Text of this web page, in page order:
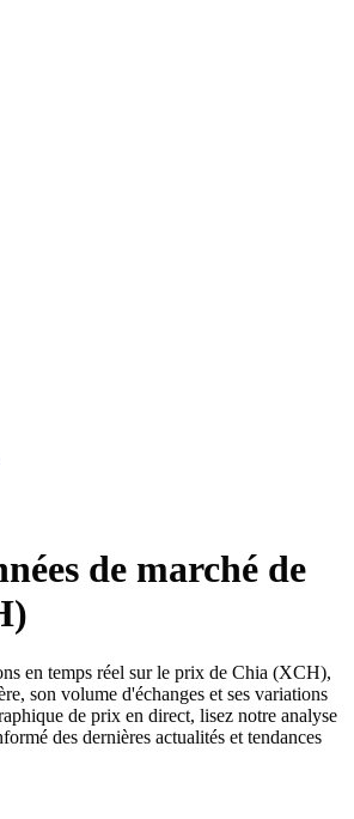
de marché de
en temps réel sur le prix de Chia (XCH),
son volume d'échanges et ses variations
de prix en direct, lisez notre analyse
des dernières actualités et tendances